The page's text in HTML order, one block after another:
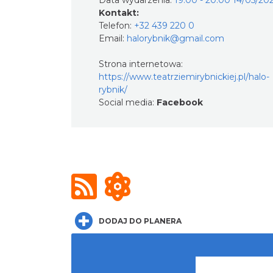
Kontakt:
Telefon: +32 439 220 0
Email: halorybnik@gmail.com
Strona internetowa:
https://www.teatrziemirybnickiej.pl/halo-
rybnik/
Social media: Facebook
DODAJ DO PLANERA